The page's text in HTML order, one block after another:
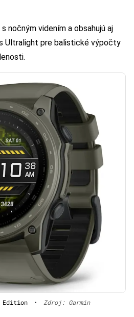
nočným videním a obsahujú aj
Ultralight pre balistické výpočty
Edition • Zdroj: Garmin